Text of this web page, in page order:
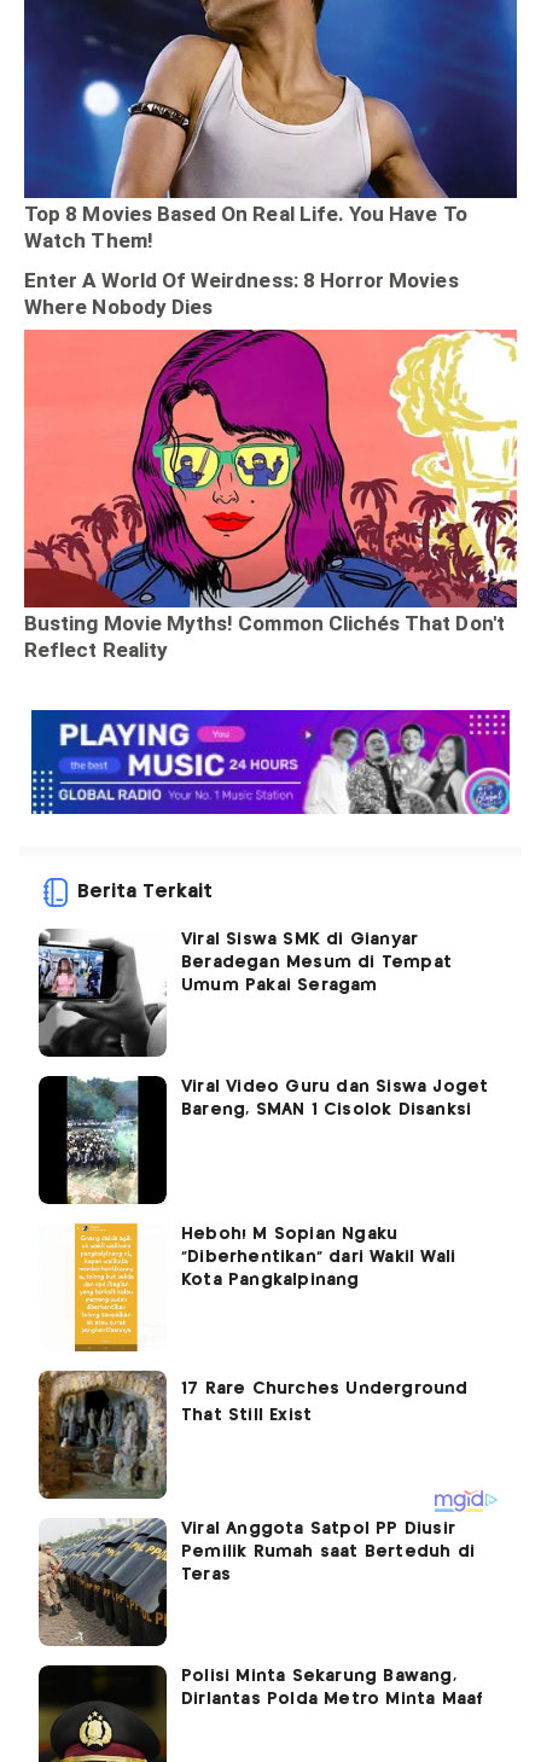
Berita Terkait
Viral Siswa SMK di Gianyar
Beradegan Mesum di Tempat
Umum Pakai Seragam
Viral Video Guru dan Siswa Joget
Bareng, SMAN 1 Cisolok Disanksi
Heboh! M Sopian Ngaku
"Diberhentikan" dari Wakil Wali
Kota Pangkalpinang
Viral Anggota Satpol PP Diusir
Pemilik Rumah saat Berteduh di
Teras
Polisi Minta Sekarung Bawang,
Dirlantas Polda Metro Minta Maaf